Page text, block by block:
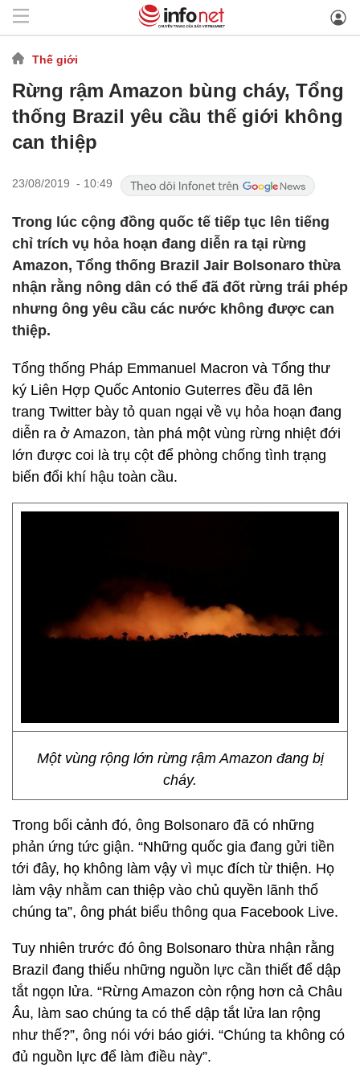
Thế giới
Rừng rậm Amazon bùng cháy, Tổng
thống Brazil yêu cầu thế giới không
can thiệp
23/08/2019 - 10:49
Trong lúc cộng đồng quốc tế tiếp tục lên tiếng
chỉ trích vụ hỏa hoạn đang diễn ra tại rừng
Amazon, Tổng thống Brazil Jair Bolsonaro thừa
nhận rằng nông dân có thể đã đốt rừng trái phép
nhưng ông yêu cầu các nước không được can
thiệp.
Tổng thống Pháp Emmanuel Macron và Tổng thư
ký Liên Hợp Quốc Antonio Guterres đều đã lên
trang Twitter bày tỏ quan ngại về vụ hỏa hoạn đang
diễn ra ở Amazon, tàn phá một vùng rừng nhiệt đới
lớn được coi là trụ cột để phòng chống tình trạng
biến đổi khí hậu toàn cầu.
Một vùng rộng lớn rừng rậm Amazon đang bị
cháy.
Trong bối cảnh đó, ông Bolsonaro đã có những
phản ứng tức giận. “Những quốc gia đang gửi tiền
tới đây, họ không làm vậy vì mục đích từ thiện. Họ
làm vậy nhằm can thiệp vào chủ quyền lãnh thổ
chúng ta”, ông phát biểu thông qua Facebook Live.
Tuy nhiên trước đó ông Bolsonaro thừa nhận rằng
Brazil đang thiếu những nguồn lực cần thiết để dập
tắt ngọn lửa. “Rừng Amazon còn rộng hơn cả Châu
Âu, làm sao chúng ta có thể dập tắt lửa lan rộng
như thế?”, ông nói với báo giới. “Chúng ta không có
đủ nguồn lực để làm điều này”.